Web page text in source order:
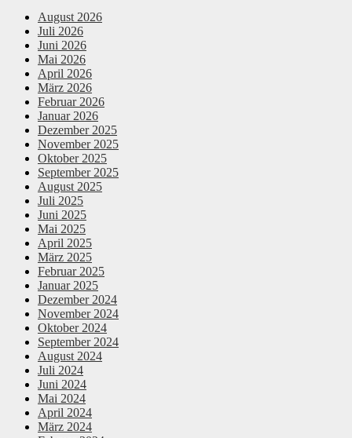
August 2026
Juli 2026
Juni 2026
Mai 2026
April 2026
März 2026
Februar 2026
Januar 2026
Dezember 2025
November 2025
Oktober 2025
September 2025
August 2025
Juli 2025
Juni 2025
Mai 2025
April 2025
März 2025
Februar 2025
Januar 2025
Dezember 2024
November 2024
Oktober 2024
September 2024
August 2024
Juli 2024
Juni 2024
Mai 2024
April 2024
März 2024